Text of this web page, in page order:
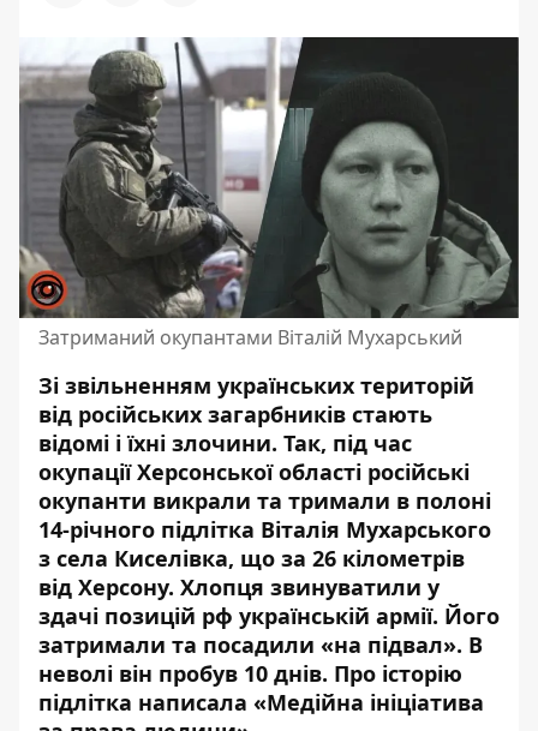
Затриманий окупантами Віталій Мухарський
Зі звільненням українських територій
від російських загарбників стають
відомі і їхні злочини. Так, під час
окупації Херсонської області російські
окупанти викрали та тримали в полоні
14-річного підлітка Віталія Мухарського
з села Киселівка, що за 26 кілометрів
від Херсону. Хлопця звинуватили у
здачі позицій рф українській армії. Його
затримали та посадили «на підвал». В
неволі він пробув 10 днів. Про історію
підлітка написала «Медійна ініціатива